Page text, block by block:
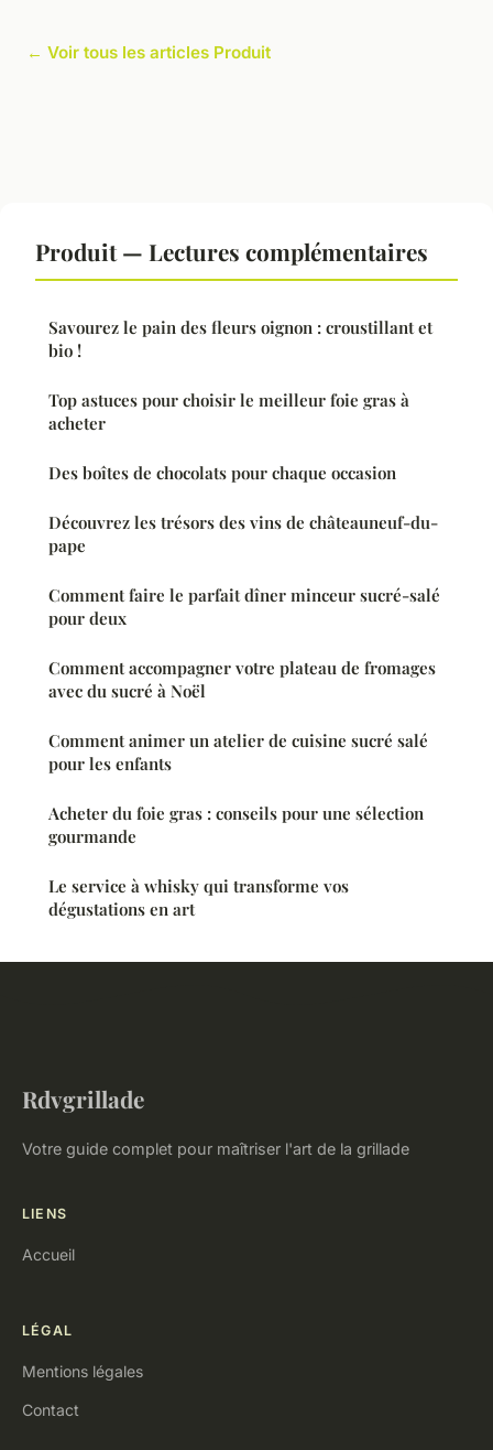
← Voir tous les articles Produit
Produit — Lectures complémentaires
Savourez le pain des fleurs oignon : croustillant et
bio !
Top astuces pour choisir le meilleur foie gras à
acheter
Des boîtes de chocolats pour chaque occasion
Découvrez les trésors des vins de châteauneuf-du-
pape
Comment faire le parfait dîner minceur sucré-salé
pour deux
Comment accompagner votre plateau de fromages
avec du sucré à Noël
Comment animer un atelier de cuisine sucré salé
pour les enfants
Acheter du foie gras : conseils pour une sélection
gourmande
Le service à whisky qui transforme vos
dégustations en art
Rdvgrillade
Votre guide complet pour maîtriser l'art de la grillade
LIENS
Accueil
LÉGAL
Mentions légales
Contact